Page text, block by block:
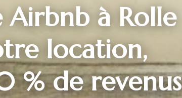
à Rolle
location,
% de revenus